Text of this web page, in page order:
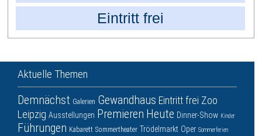
Eintritt frei
Aktuelle Themen
Demnächst Galerien Gewandhaus Eintritt frei Zoo
Leipzig Ausstellungen Premieren Heute Dinner-Show Kinder
Führungen Kabarett Sommertheater Trödelmarkt Oper Sommerferien